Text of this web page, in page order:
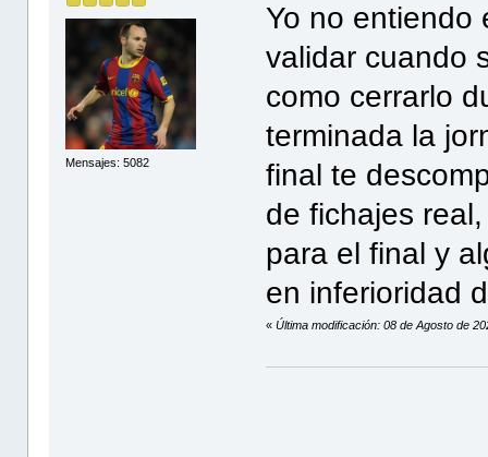
Mensajes: 5082
Yo no entiendo
validar cuando
como cerrarlo
terminada la
final te
de fichajes
para el final y
en inferioridad
«Última modificación: 08 de Agosto de